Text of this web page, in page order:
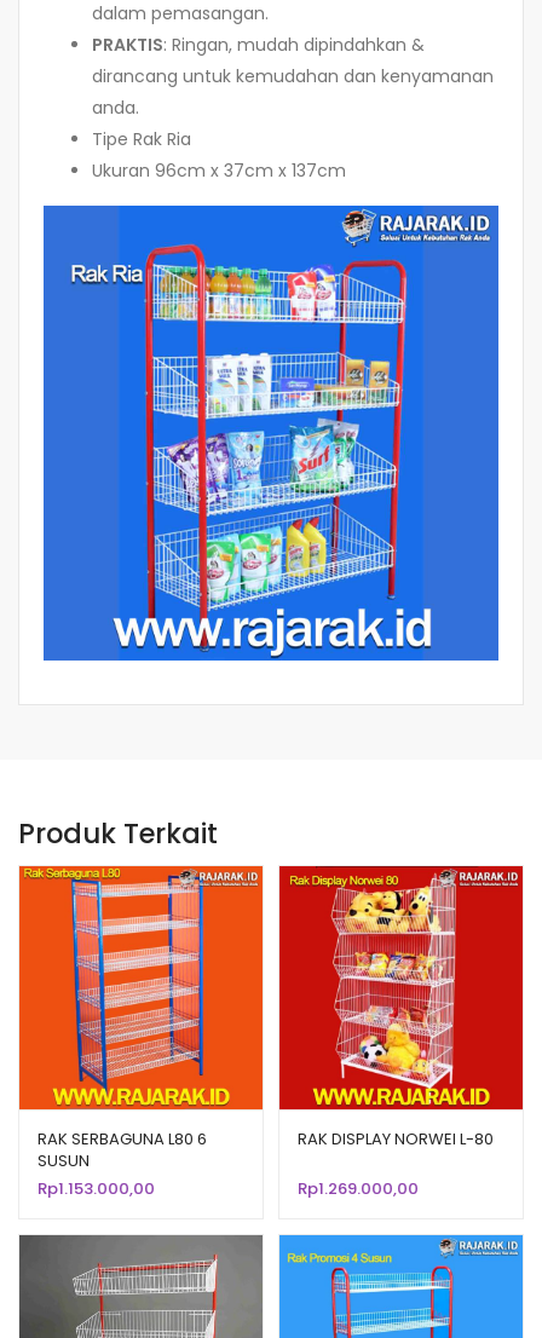
dalam pemasangan.
PRAKTIS: Ringan, mudah dipindahkan &
dirancang untuk kemudahan dan kenyamanan
anda.
Tipe Rak Ria
Ukuran 96cm x 37cm x 137cm
Produk Terkait
RAK SERBAGUNA L80 6
SUSUN
Rp1.153.000,00
RAK DISPLAY NORWEI L-80
Rp1.269.000,00